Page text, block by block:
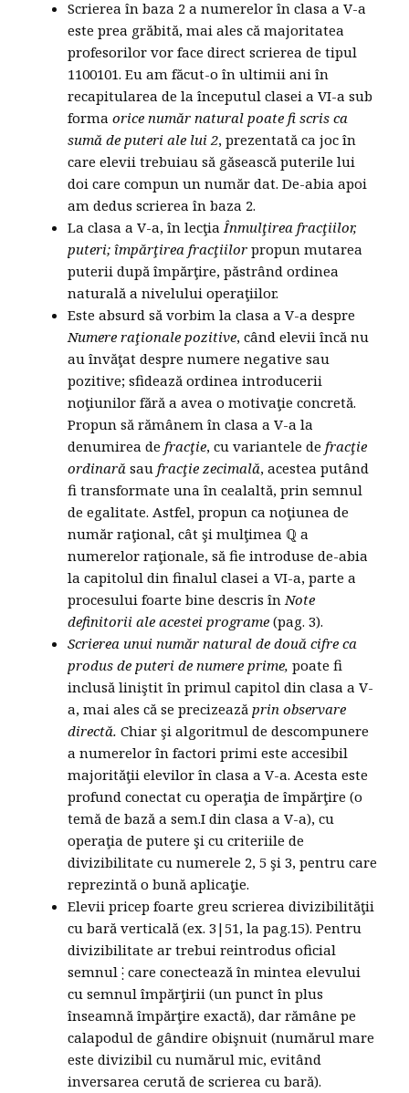
Scrierea în baza 2 a numerelor în clasa a V-a
este prea grăbită, mai ales că majoritatea
profesorilor vor face direct scrierea de tipul
1100101. Eu am făcut-o în ultimii ani în
recapitularea de la începutul clasei a VI-a sub
formaorice număr natural poate fi scris ca
sumă de puteri ale lui 2, prezentată ca joc în
care elevii trebuiau să găsească puterile lui
doi care compun un număr dat. De-abia apoi
am dedus scrierea în baza 2.
La clasa a V-a, în lecţiaÎnmulţirea fracţiilor,
puteri; împărţirea fracţiilor propun mutarea
puterii după împărţire, păstrând ordinea
naturală a nivelului operaţiilor.
Este absurd să vorbim la clasa a V-a despre
Numere raţionale pozitive, când elevii încă nu
au învăţat despre numere negative sau
pozitive; sfidează ordinea introducerii
noţiunilor fără a avea o motivaţie concretă.
Propun să rămânem în clasa a V-a la
denumirea defracţie, cu variantele defracţie
ordinară saufracţie zecimală, acestea putând
fi transformate una în cealaltă, prin semnul
de egalitate. Astfel, propun ca noţiunea de
număr raţional, cât şi mulţimea ℚ a
numerelor raţionale, să fie introduse de-abia
la capitolul din finalul clasei a VI-a, parte a
procesului foarte bine descris înNote
definitorii ale acestei programe (pag. 3).
Scrierea unui număr natural de două cifre ca
produs de puteri de numere prime, poate fi
inclusă liniştit în primul capitol din clasa a V-
a, mai ales că se precizeazăprin observare
directă. Chiar şi algoritmul de descompunere
a numerelor în factori primi este accesibil
majorităţii elevilor în clasa a V-a. Acesta este
profund conectat cu operaţia de împărţire (o
temă de bază a sem.I din clasa a V-a), cu
operaţia de putere şi cu criteriile de
divizibilitate cu numerele 2, 5 şi 3, pentru care
reprezintă o bună aplicaţie.
Elevii pricep foarte greu scrierea divizibilităţii
cu bară verticală (ex. 3|51, la pag.15). Pentru
divizibilitate ar trebui reintrodus oficial
semnul care conectează în mintea elevului
cu semnul împărţirii (un punct în plus
înseamnă împărţire exactă), dar rămâne pe
calapodul de gândire obişnuit (numărul mare
este divizibil cu numărul mic, evitând
inversarea cerută de scrierea cu bară).